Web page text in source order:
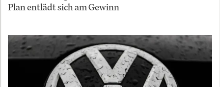
Plan entlädt sich am Gewinn